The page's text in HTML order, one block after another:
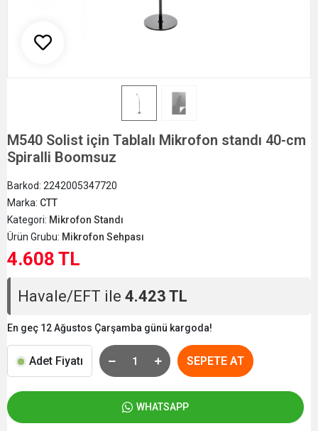
M540 Solist için Tablalı Mikrofon standı 40-cm
Spiralli Boomsuz
Barkod: 2242005347720
Marka: CTT
Kategori: Mikrofon Standı
Ürün Grubu: Mikrofon Sehpası
4.608 TL
Havale/EFT ile 4.423 TL
En geç 12 Ağustos Çarşamba günü kargoda!
Adet Fiyatı SEPETE AT
WHATSAPP